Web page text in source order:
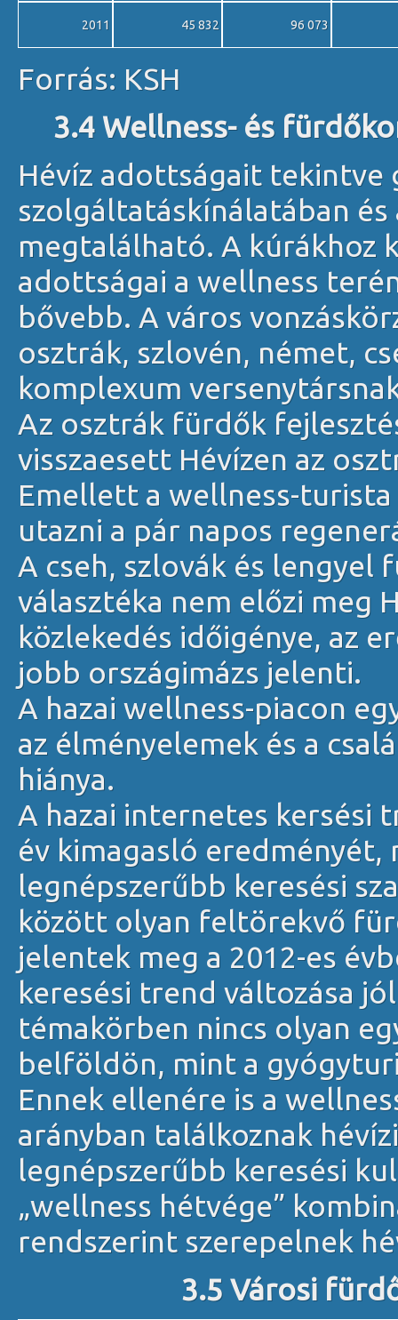
2011 45 832 96 073
Forrás: KSH
3.4 Wellness- és
Hévíz adottságait tekintve
szolgáltatáskínálatában
megtalálható. A kúrákhoz
adottságai a wellness
bővebb. A város
osztrák, szlovén, német,
komplexum
Az osztrák fürdők
visszaesett Hévízen az
Emellett a wellness-
utazni a pár napos
A cseh, szlovák és lengyel
választéka nem előzi meg
közlekedés időigénye, az
jobb országimázs jelenti.
A hazai wellness-piacon
az élményelemek és a
hiánya.
A hazai internetes kersési
év kimagasló
legnépszerűbb keresési
között olyan feltörekvő
jelentek meg a 2012-es
keresési trend változása
témakörben nincs olyan
belföldön, mint a
Ennek ellenére is a
arányban találkoznak
legnépszerűbb keresési
„wellness hétvége”
rendszerint szerepelnek
3.5 Városi